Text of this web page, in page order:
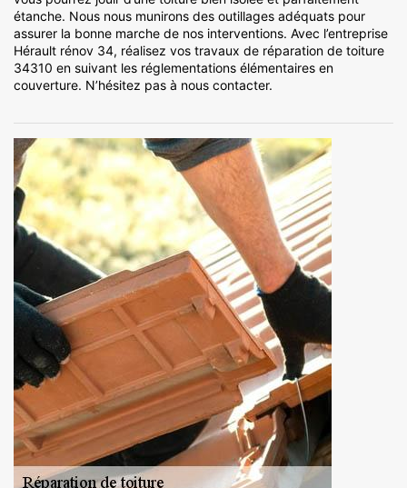
étanche. Nous nous munirons des outillages adéquats pour
assurer la bonne marche de nos interventions. Avec l’entreprise
Hérault rénov 34, réalisez vos travaux de réparation de toiture
34310 en suivant les réglementations élémentaires en
couverture. N’hésitez pas à nous contacter.